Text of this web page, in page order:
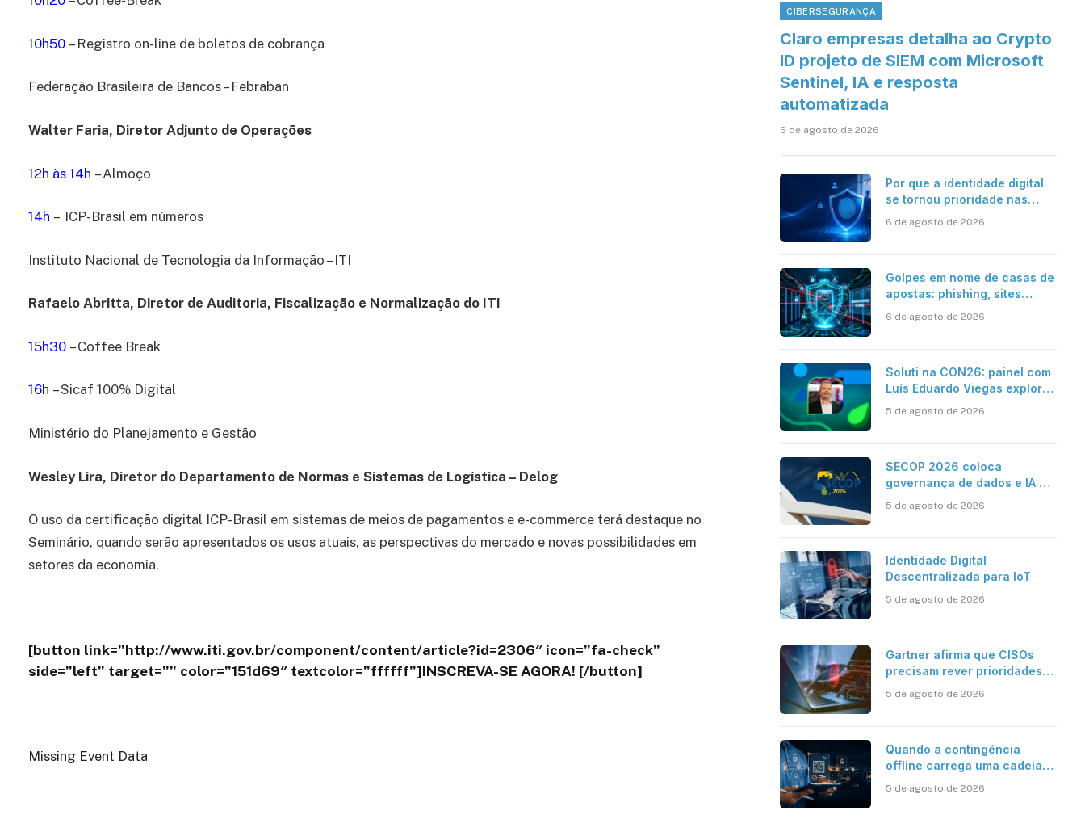
10h50 – Registro on-line de boletos de cobrança
Federação Brasileira de Bancos – Febraban
Walter Faria, Diretor Adjunto de Operações
12h às 14h – Almoço
14h – ICP-Brasil em números
Instituto Nacional de Tecnologia da Informação – ITI
Rafaelo Abritta, Diretor de Auditoria, Fiscalização e Normalização do ITI
15h30 – Coffee Break
16h – Sicaf 100% Digital
Ministério do Planejamento e Gestão
Wesley Lira, Diretor do Departamento de Normas e Sistemas de Logística – Delog
O uso da certificação digital ICP-Brasil em sistemas de meios de pagamentos e e-commerce terá destaque no
Seminário, quando serão apresentados os usos atuais, as perspectivas do mercado e novas possibilidades em
setores da economia.
[button link=”http://www.iti.gov.br/component/content/article?id=2306″ icon=”fa-check”
side=”left” target=”” color=”151d69″ textcolor=”ffffff”]INSCREVA-SE AGORA! [/button]
Missing Event Data
CIBERSEGURANÇA
Claro empresas detalha ao Crypto
ID projeto de SIEM com Microsoft
Sentinel, IA e resposta
automatizada
6 de agosto de 2026
Por que a identidade digital
se tornou prioridade nas
6 de agosto de 2026
Golpes em nome de casas de
apostas: phishing, sites
6 de agosto de 2026
Soluti na CON26: painel com
Luís Eduardo Viegas explora
eficiência da Contabilidade
5 de agosto de 2026
SECOP 2026 coloca
governança de dados e IA no
5 de agosto de 2026
Identidade Digital
Descentralizada para IoT
5 de agosto de 2026
Gartner afirma que CISOs
precisam rever prioridades
para enfrentar os desafios
5 de agosto de 2026
Quando a contingência
offline carrega uma cadeia
5 de agosto de 2026